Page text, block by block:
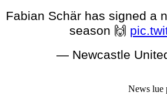
Fabian Schär has signed a
season 🙌
— Newcastle
News lue